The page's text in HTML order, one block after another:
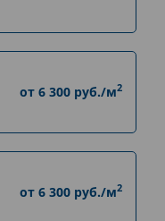
от 6 300 руб./м2
от 6 300 руб./м2